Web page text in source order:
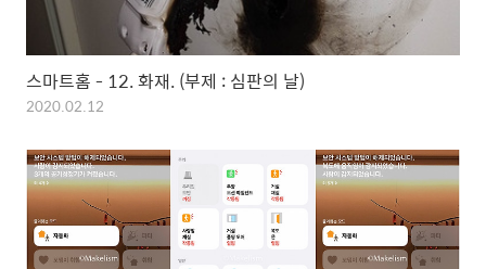
스마트홈 - 12. 화재. (부제 : 심판의 날)
2020.02.12